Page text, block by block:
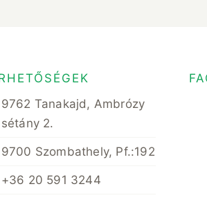
9762 Tanakajd, Ambrózy
sétány 2.
9700 Szombathely, Pf.:192
+36 20 591 3244